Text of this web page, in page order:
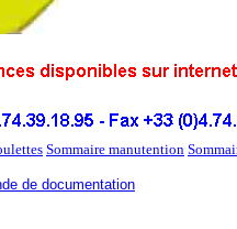
Sommaire manutention
de documentation